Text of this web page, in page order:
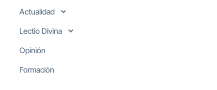
Actualidad
Lectio Divina
Opinión
Formación